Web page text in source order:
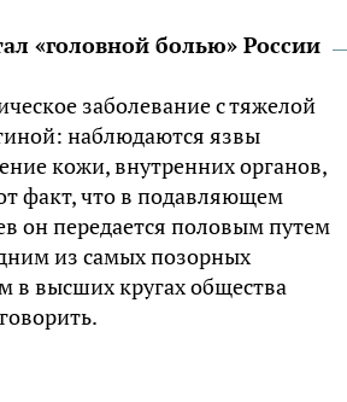
«головной болью» России
заболевание с тяжелой
наблюдаются язвы
кожи, внутренних органов,
факт, что в подавляющем
он передается половым путем
из самых позорных
в высших кругах общества